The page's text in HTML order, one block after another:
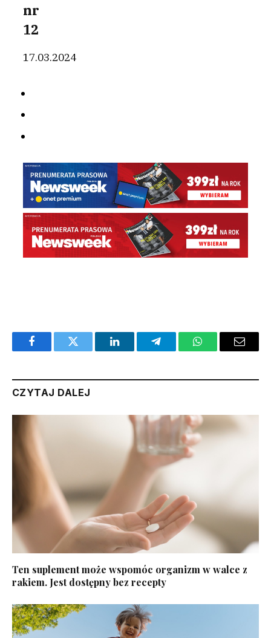
nr
12
17.03.2024
FacebookTwitter LinkedInTelegramWhatsAppEmail
CZYTAJ DALEJ
Ten suplement może wspomóc organizm w walce z
rakiem. Jest dostępny bez recepty